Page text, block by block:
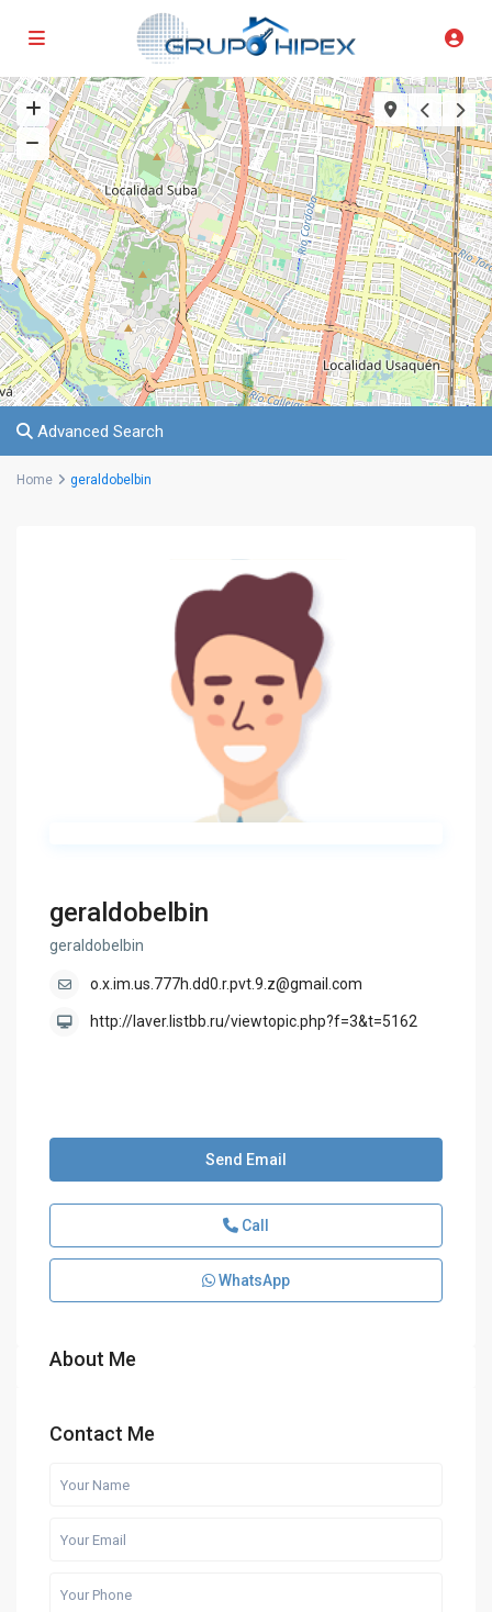
Advanced Search
Home geraldobelbin
geraldobelbin
geraldobelbin
o.x.im.us.777h.dd0.r.pvt.9.z@gmail.com
http://laver.listbb.ru/viewtopic.php?f=3&t=5162
Send Email
Call
WhatsApp
About Me
Contact Me